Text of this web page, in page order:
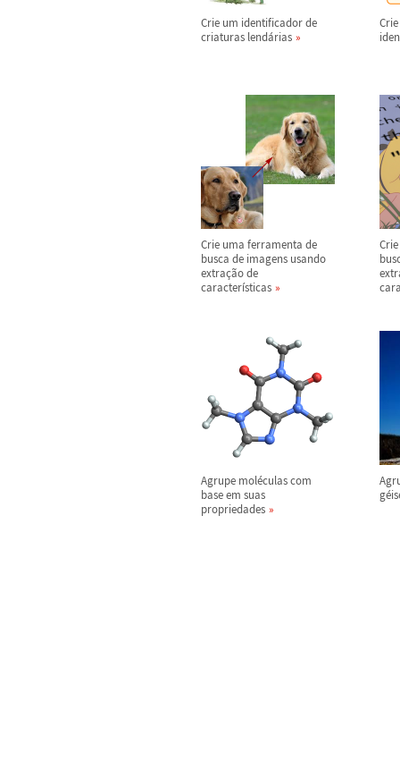
Crie um identificador de
criaturas lendárias
Crie uma ferramenta de
busca de imagens usando
extração de
características
Agrupe moléculas com
base em suas
propriedades
gé